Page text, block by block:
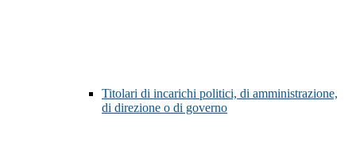
Titolari di incarichi politici, di amministrazione,
di direzione o di governo